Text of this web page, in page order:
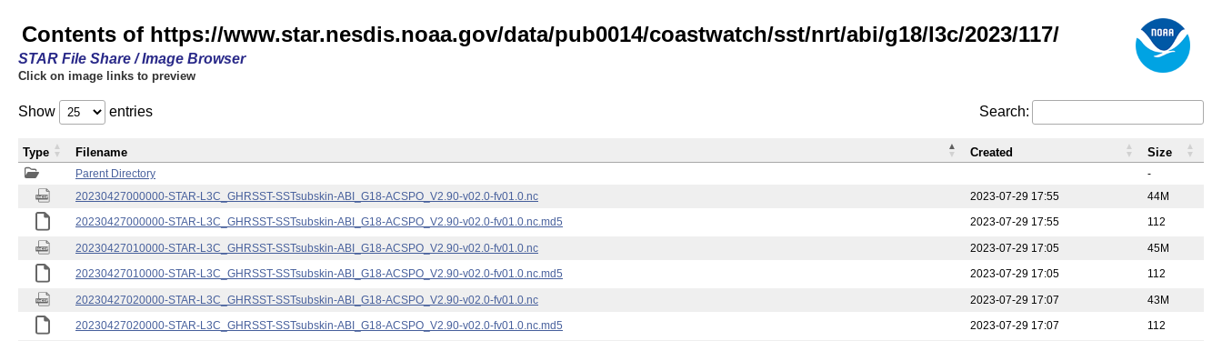
Contents of https://www.star.nesdis.noaa.gov/data/pub0014/coastwatch/sst/nrt/abi/g18/l3c/2023/117/
STAR File Share / Image Browser
Click on image links to preview
Show entries Search:
Parent Directory
-
20230427000000-STAR-L3C_GHRSST-SSTsubskin-ABI_G18-ACSPO_V2.90-v02.0-fv01.0.nc
2023-07-29 17:55
44M
20230427000000-STAR-L3C_GHRSST-SSTsubskin-ABI_G18-ACSPO_V2.90-v02.0-fv01.0.nc.md5
2023-07-29 17:55 112
20230427010000-STAR-L3C_GHRSST-SSTsubskin-ABI_G18-ACSPO_V2.90-v02.0-fv01.0.nc 2023-07-29 17:05
45M
20230427010000-STAR-L3C_GHRSST-SSTsubskin-ABI_G18-ACSPO_V2.90-v02.0-fv01.0.nc.md5
2023-07-29 17:05 112
20230427020000-STAR-L3C_GHRSST-SSTsubskin-ABI_G18-ACSPO_V2.90-v02.0-fv01.0.nc 2023-07-29 17:07
43M
20230427020000-STAR-L3C_GHRSST-SSTsubskin-ABI_G18-ACSPO_V2.90-v02.0-fv01.0.nc.md5
2023-07-29 17:07 112
Type Filename Created Size